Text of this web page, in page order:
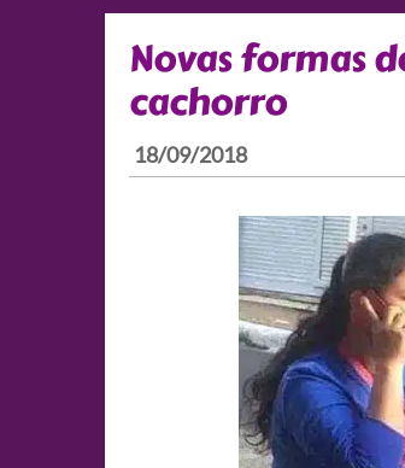
Novas formas
cachorro
18/09/2018